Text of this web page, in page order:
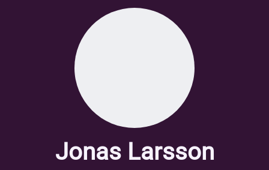
Jonas Larsson